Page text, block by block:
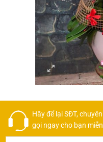
Hãy để lạiSĐT,
gọi ngay cho bạn